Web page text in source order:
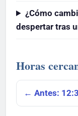
¿Cómo
despertar tras
Horas
← Antes: